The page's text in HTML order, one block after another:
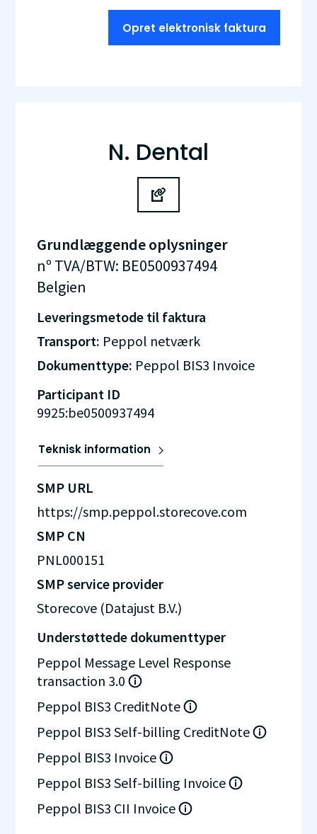
Opret elektronisk faktura
N. Dental
Grundlæggende oplysninger
nº TVA/BTW: BE0500937494
Belgien
Leveringsmetode til faktura
Transport: Peppol netværk
Dokumenttype: Peppol BIS3 Invoice
Participant ID
9925:be0500937494
Teknisk information
SMP URL
https://smp.peppol.storecove.com
SMP CN
PNL000151
SMP service provider
Storecove (Datajust B.V.)
Understøttede dokumenttyper
Peppol Message Level Response
transaction 3.0
Peppol BIS3 CreditNote
Peppol BIS3 Self-billing CreditNote
Peppol BIS3 Invoice
Peppol BIS3 Self-billing Invoice
Peppol BIS3 CII Invoice